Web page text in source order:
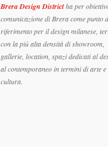
Brera Design Districtha per
comunicazione di Brera come punto
riferimento per il design milanese,
con la più alta densità di showroom,
gallerie, location, spazi dedicati al
al contemporaneo in termini di arte e
cultura.